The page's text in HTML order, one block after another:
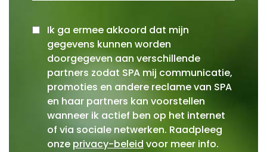
Ik ga ermee akkoord dat mijn
gegevens kunnen worden
doorgegeven aan verschillende
partners zodat SPA mij communicatie,
promoties en andere reclame van SPA
en haar partners kan voorstellen
wanneer ik actief ben op het internet
of via sociale netwerken. Raadpleeg
onze privacy-beleid voor meer info.